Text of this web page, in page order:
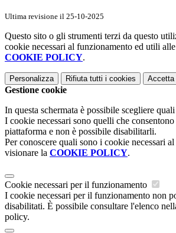
Ultima revisione il 25-10-2025
Questo sito o gli strumenti terzi da questo
cookie necessari al funzionamento ed utili
COOKIE POLICY.
Personalizza Rifiuta tutti i cookies Accetta
Gestione cookie
In questa schermata è possibile scegliere
I cookie necessari sono quelli che
piattaforma e non è possibile disabilitarli.
Per conoscere quali sono i cookie necessari
visionare la COOKIE POLICY.
Cookie necessari per il funzionamento
I cookie necessari per il funzionamento non
disabilitati. È possibile consultare l'elenco
policy.